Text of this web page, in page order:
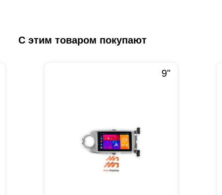
С этим товаром покупают
9"